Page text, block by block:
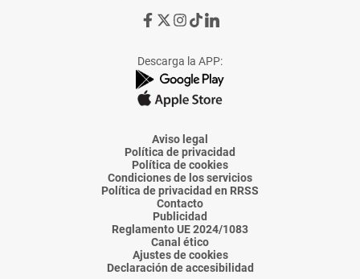
Ir
de
La
Voz
Almería
Ir
de
La
Voz
Almería
Ir
de
La
Voz
Almería
Ir
de
La
Voz
Almería
Ir
de
La
Voz
Descarga la APP:
Aviso legal
Política de privacidad
Política de cookies
Condiciones de los servicios
Política de privacidad en RRSS
Contacto
Publicidad
Reglamento UE 2024/1083
Canal ético
Ajustes de cookies
Declaración de accesibilidad